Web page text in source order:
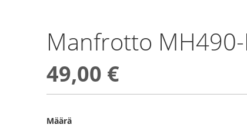
Manfrotto
49,00 €
Määrä